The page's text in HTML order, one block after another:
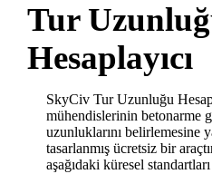
Tur
Hesaplayıcı
SkyCiv Tur Uzunluğu
mühendislerinin betonarme
uzunluklarını belirlemesine
tasarlanmış ücretsiz bir
aşağıdaki küresel